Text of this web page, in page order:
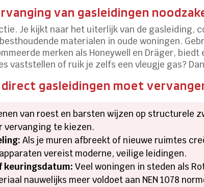
van gasleidingen
Je kijkt naar het uiterlijk van de gasleiding,
materialen in oude woningen.
merken als Honeywell en Dräger,
vaststellen of ruik je zelfs een vleugje gas?
gasleidingen moet
van roest en barsten wijzen op structurele
vervanging te kiezen.
Als je muren afbreekt of nieuwe ruimtes
vereist moderne, veilige leidingen.
keuringsdatum: Veel woningen in steden als
nauwelijks meer voldoet aan NEN 1078